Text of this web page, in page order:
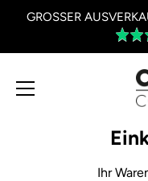
GROSSER
Ihr